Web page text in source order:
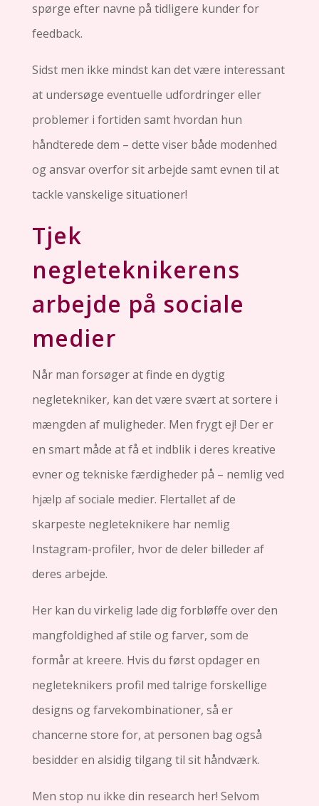
spørge efter navne på tidligere kunder for
feedback.
Sidst men ikke mindst kan det være interessant
at undersøge eventuelle udfordringer eller
problemer i fortiden samt hvordan hun
håndterede dem – dette viser både modenhed
og ansvar overfor sit arbejde samt evnen til at
tackle vanskelige situationer!
Tjek
negleteknikerens
arbejde på sociale
medier
Når man forsøger at finde en dygtig
negletekniker, kan det være svært at sortere i
mængden af muligheder. Men frygt ej! Der er
en smart måde at få et indblik i deres kreative
evner og tekniske færdigheder på – nemlig ved
hjælp af sociale medier. Flertallet af de
skarpeste negleteknikere har nemlig
Instagram-profiler, hvor de deler billeder af
deres arbejde.
Her kan du virkelig lade dig forbløffe over den
mangfoldighed af stile og farver, som de
formår at kreere. Hvis du først opdager en
negleteknikers profil med talrige forskellige
designs og farvekombinationer, så er
chancerne store for, at personen bag også
besidder en alsidig tilgang til sit håndværk.
Men stop nu ikke din research her! Selvom